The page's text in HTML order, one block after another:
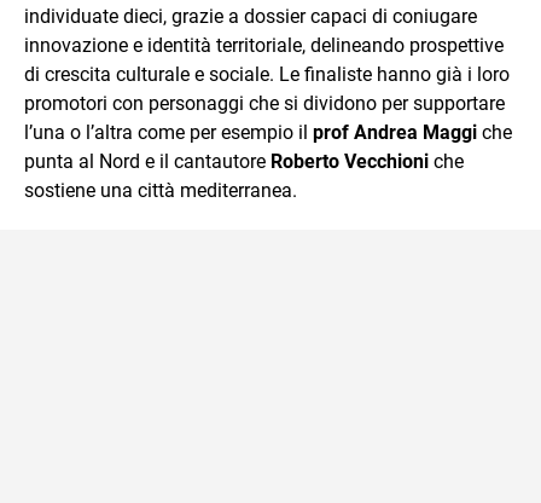
individuate dieci, grazie a dossier capaci di coniugare
innovazione e identità territoriale, delineando prospettive
di crescita culturale e sociale. Le finaliste hanno già i loro
promotori con personaggi che si dividono per supportare
l’una o l’altra come per esempio il prof Andrea Maggi che
punta al Nord e il cantautore Roberto Vecchioni che
sostiene una città mediterranea.